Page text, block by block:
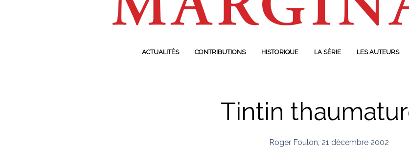
ACTUALITÉS CONTRIBUTIONS HISTORIQUE LA SÉRIE LES AUTEURS
Tintin
Roger Foulon 21 décembre 2002